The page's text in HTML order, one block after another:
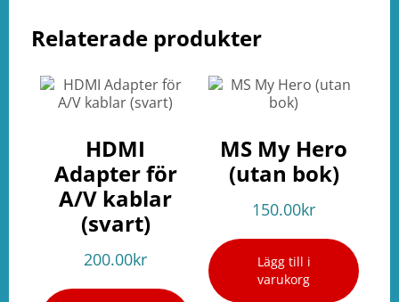
Relaterade produkter
HDMI
Adapter för
A/V kablar
(svart)
200.00kr
MS My Hero
(utan bok)
150.00kr
Lägg till i
varukorg